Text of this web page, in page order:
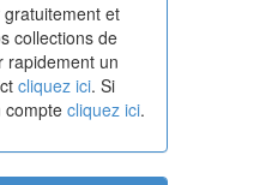
et
collections de
rapidement un
cliquez ici. Si
compte cliquez ici.